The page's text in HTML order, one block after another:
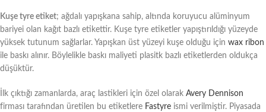
Kuşe tyre etiket; ağdalı yapışkana sahip, altında koruyucu alüminyum
bariyei olan kağıt bazlı etikettir. Kuşe tyre etiketler yapıştırıldığı yüzeyde
yüksek tutunum sağlarlar. Yapışkan üst yüzeyi kuşe olduğu için wax ribon
ile baskı alınır. Böylelikle baskı maliyeti plasitk bazlı etiketlerden oldukça
düşüktür.
İlk çıktığı zamanlarda, araç lastikleri için özel olarak Avery Dennison
firması tarafından üretilen bu etiketlere Fastyre ismi verilmiştir. Piyasada